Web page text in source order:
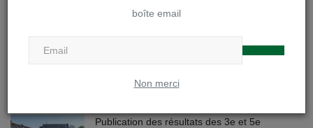
boîte email
Non merci
du Règ...
Mai 11, 2020 0
Publication des résultats des 3e et 5e